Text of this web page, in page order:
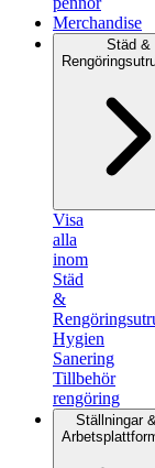
Merchandise
Städ &
Visa
alla
inom
Städ
&
Hygien
Sanering
Tillbehör
rengöring
Ställningar